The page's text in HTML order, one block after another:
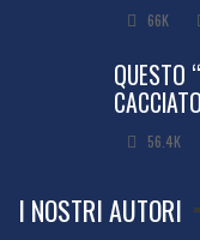
66K
QUESTO
56.4K
I NOSTRI AUTORI